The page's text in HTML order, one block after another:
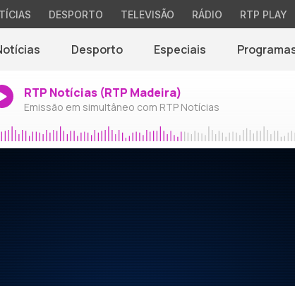
DESPORTO TELEVISÃO RÁDIO RTP PLAY
Desporto Especiais
RTP Notícias (RTP Madeira)
Emissão em simultâneo com RTP Notícias